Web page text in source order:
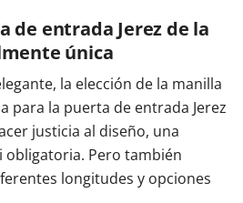
de entrada Jerez de la
única
la elección de la manilla
para la puerta de entrada Jerez
justicia al diseño, una
obligatoria. Pero también
longitudes y opciones